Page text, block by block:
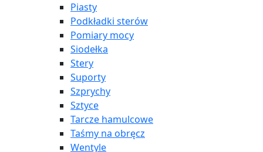
Piasty
Podkładki sterów
Pomiary mocy
Siodełka
Stery
Suporty
Szprychy
Sztyce
Tarcze hamulcowe
Taśmy na obręcz
Wentyle